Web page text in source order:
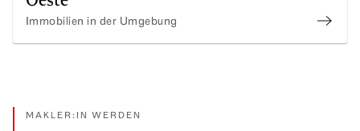
Immobilien in der Umgebung
MAKLER:IN WERDEN